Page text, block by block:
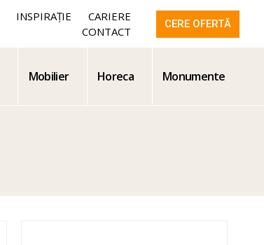
INSPIRAȚIE
CARIERE
CONTACT
CERE OFERTĂ
Mobilier Horeca Monumente